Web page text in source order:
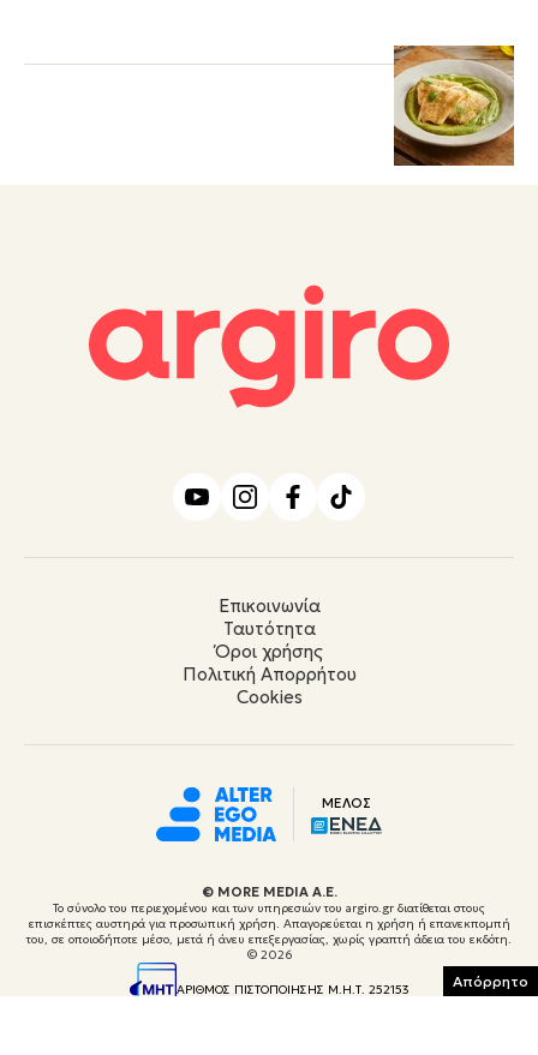
Επικοινωνία
Ταυτότητα
Όροι χρήσης
Πολιτική Απορρήτου
Cookies
ΜΕΛΟΣ
© ΜORE MEDIA Α.Ε.
Το σύνολο του περιεχομένου και των υπηρεσιών του argiro.gr διατίθεται στους
επισκέπτες αυστηρά για προσωπική χρήση. Απαγορεύεται η χρήση ή επανεκπομπή
του, σε οποιοδήποτε μέσο, μετά ή άνευ επεξεργασίας, χωρίς γραπτή άδεια του εκδότη.
© 2026
ΑΡΙΘΜΟΣ ΠΙΣΤΟΠΟΙΗΣΗΣ Μ.Η.Τ. 252153 Απόρρητο